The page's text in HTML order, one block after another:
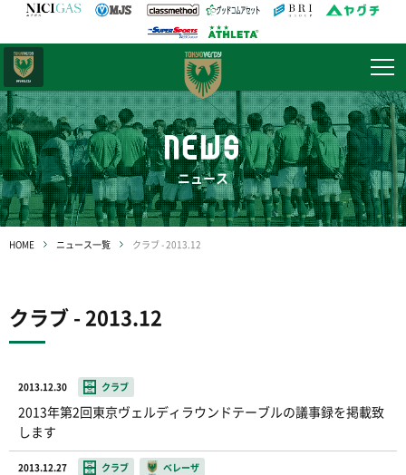
NEWS
ニュース
HOME ニュース一覧 クラブ - 2013.12
クラブ - 2013.12
2013.12.30 クラブ
2013年第2回東京ヴェルディラウンドテーブルの議事録を掲載致
します
2013.12.27 クラブ ベレーザ